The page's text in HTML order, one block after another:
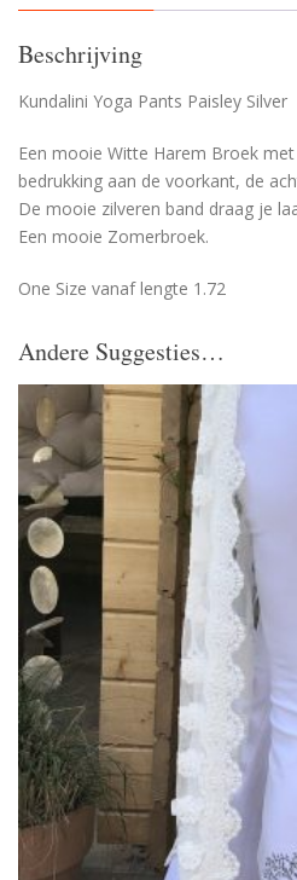
Beschrijving
Kundalini Yoga Pants Paisley Silver
Een mooie Witte Harem Broek
bedrukking aan de voorkant, de
De mooie zilveren band draag je
Een mooie Zomerbroek.
One Size vanaf lengte 1.72
Andere Suggesties…